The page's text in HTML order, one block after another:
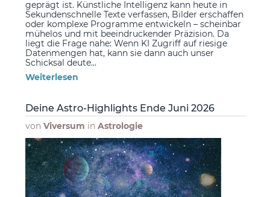
geprägt ist. Künstliche Intelligenz kann heute in
Sekundenschnelle Texte verfassen, Bilder erschaffen
oder komplexe Programme entwickeln – scheinbar
mühelos und mit beeindruckender Präzision. Da
liegt die Frage nahe: Wenn KI Zugriff auf riesige
Datenmengen hat, kann sie dann auch unser
Schicksal deute...
Weiterlesen
Deine Astro-Highlights Ende Juni 2026
von Viversum in Astrologie